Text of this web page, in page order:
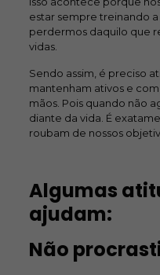
estar sempre treinando
perdermos daquilo que
vidas.
Sendo assim, é preciso
mantenham ativos e com
mãos. Pois quando não
diante da vida. É
roubam de nossos
Algumas
ajudam:
Não